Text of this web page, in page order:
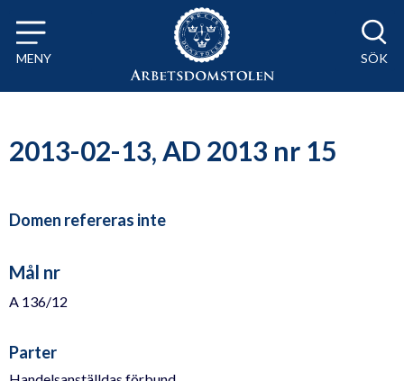
Till innehåll på sidan x
MENY SÖK
2013-02-13, AD 2013 nr 15
Domen refereras inte
Mål nr
A 136/12
Parter